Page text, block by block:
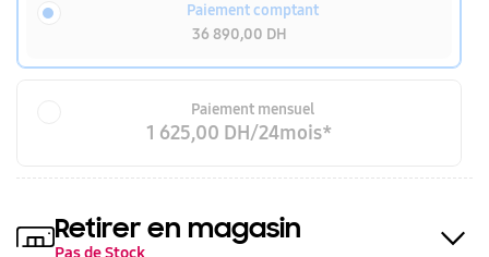
Paiement comptant
36 890,00 DH
Paiement mensuel
1 625,00 DH/24mois*
Retirer en magasin
Pas de Stock